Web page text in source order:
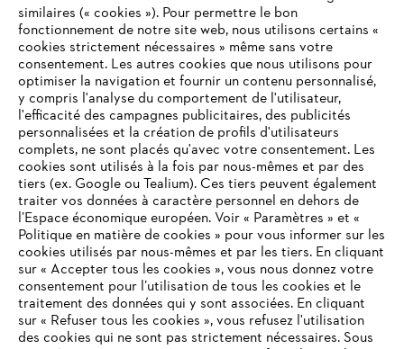
L'Entreprise
STIHL FAQ
Contact
VOTRE NAVIGATEUR INTERNET
N'EST PLUS PRIS EN CHARGE
similaires (« cookies »). Pour permettre le bon
fonctionnement de notre site web, nous utilisons certains «
cookies strictement nécessaires » même sans votre
consentement. Les autres cookies que nous utilisons pour
optimiser la navigation et fournir un contenu personnalisé,
y compris l'analyse du comportement de l'utilisateur,
l'efficacité des campagnes publicitaires, des publicités
personnalisées et la création de profils d'utilisateurs
complets, ne sont placés qu'avec votre consentement. Les
cookies sont utilisés à la fois par nous-mêmes et par des
tiers (ex. Google ou Tealium). Ces tiers peuvent également
traiter vos données à caractère personnel en dehors de
l’Espace économique européen. Voir « Paramètres » et «
Politique en matière de cookies » pour vous informer sur les
cookies utilisés par nous-mêmes et par les tiers. En cliquant
sur « Accepter tous les cookies », vous nous donnez votre
consentement pour l’utilisation de tous les cookies et le
traitement des données qui y sont associées. En cliquant
sur « Refuser tous les cookies », vous refusez l'utilisation
des cookies qui ne sont pas strictement nécessaires. Sous